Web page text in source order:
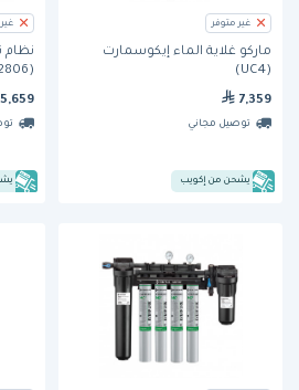
غير متوفر
ماركو غلاية الماء إيكوسمارت
(UC4)
7,359
توصيل مجاني
يشحن من إكويب
نظام
(EV932806) من إيفربيور
5,659